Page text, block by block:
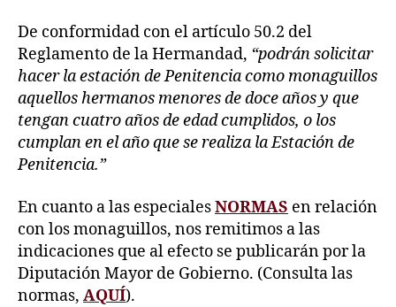
De conformidad con el artículo 50.2 del
Reglamento de la Hermandad, “podrán solicitar
hacer la estación de Penitencia como monaguillos
aquellos hermanos menores de doce años y que
tengan cuatro años de edad cumplidos, o los
cumplan en el año que se realiza la Estación de
Penitencia.”
En cuanto a las especialesNORMAS en relación
con los monaguillos, nos remitimos a las
indicaciones que al efecto se publicarán por la
Diputación Mayor de Gobierno. (Consulta las
normas, AQUÍ).